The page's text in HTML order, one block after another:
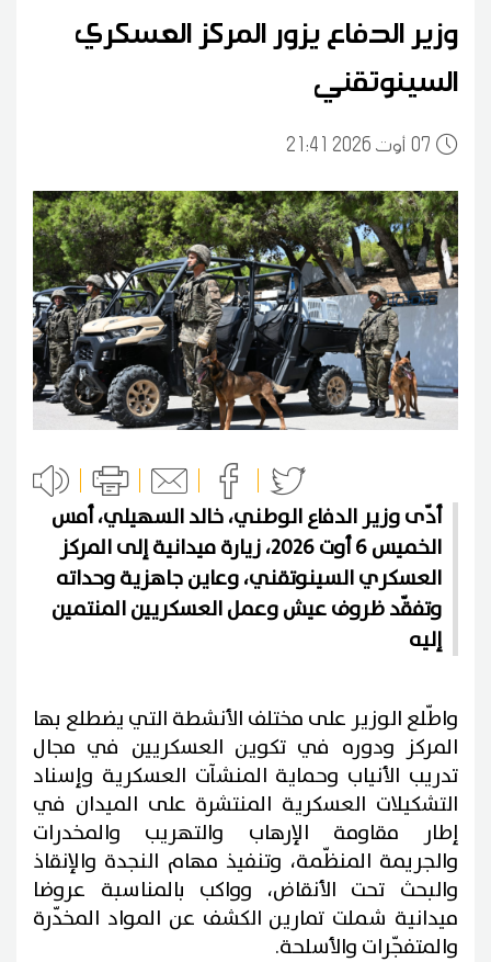
وزير الدفاع يزور المركز العسكري
السينوتقني
0721:41 2026 أوت
أدّى وزير الدفاع الوطني، خالد السهيلي، أمس
الخميس 6 أوت 2026، زيارة ميدانية إلى المركز
العسكري السينوتقني، وعاين جاهزية وحداته
وتفقّد ظروف عيش وعمل العسكريين المنتمين
إليه
واطّلع الوزير على مختلف الأنشطة التي يضطلع بها
المركز ودوره في تكوين العسكريين في مجال
تدريب الأنياب وحماية المنشآت العسكرية وإسناد
التشكيلات العسكرية المنتشرة على الميدان في
إطار مقاومة الإرهاب والتهريب والمخدرات
والجريمة المنظّمة، وتنفيذ مهام النجدة والإنقاذ
والبحث تحت الأنقاض، وواكب بالمناسبة عروضا
ميدانية شملت تمارين الكشف عن المواد المخدّرة
والمتفجّرات والأسلحة.